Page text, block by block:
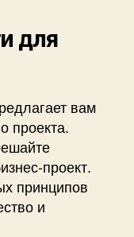
для
вам
проекта.
проект.
принципов
и